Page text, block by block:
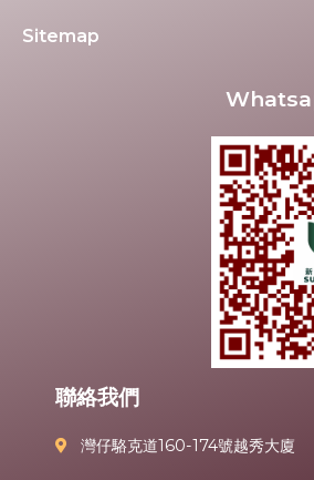
Sitemap
聯絡我們
灣仔駱克道160-174號越秀大廈